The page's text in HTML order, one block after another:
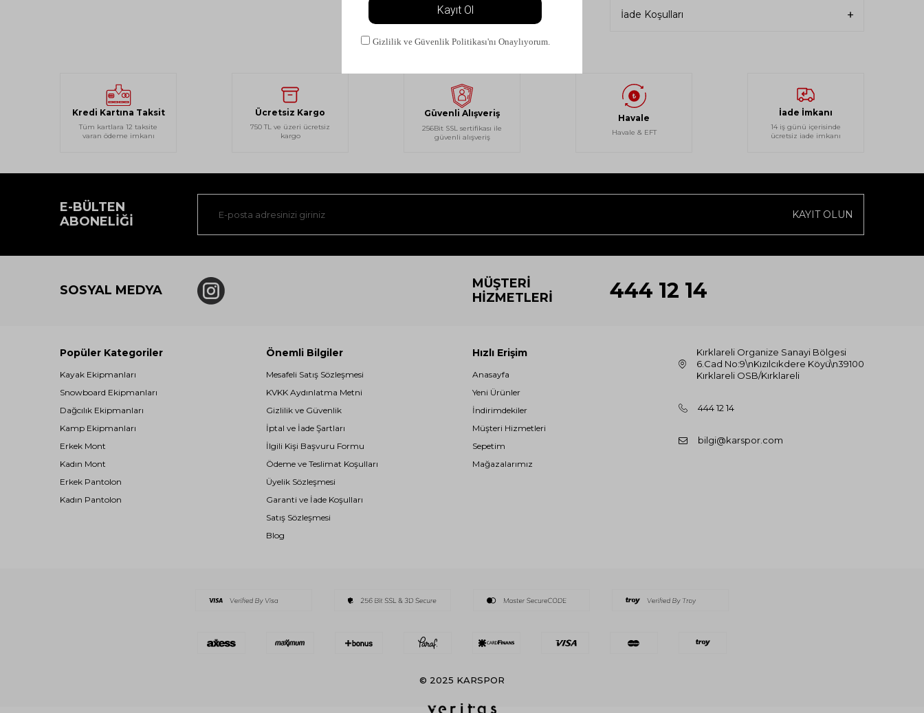
İade Koşulları
Kredi Kartına Taksit
Tüm kartlara 12 taksite
varan ödeme imkanı
Ücretsiz Kargo
750 TL ve üzeri ücretsiz
kargo
Güvenli Alışveriş
256Bit SSL sertifikası ile
güvenli alışveriş
Havale
Havale & EFT
İade İmkanı
14 iş günü içerisinde
ücretsiz iade imkanı
E-BÜLTEN
ABONELIĞI
KAYIT OLUN
SOSYAL MEDYA
MÜŞTERI
HIZMETLERI
444 12 14
Popüler Kategoriler
Kayak Ekipmanları
Snowboard Ekipmanları
Dağcılık Ekipmanları
Kamp Ekipmanları
Erkek Mont
Kadın Mont
Erkek Pantolon
Kadın Pantolon
Önemli Bilgiler
Mesafeli Satış Sözleşmesi
KVKK Aydınlatma Metni
Gizlilik ve Güvenlik
İptal ve İade Şartları
İlgili Kişi Başvuru Formu
Ödeme ve Teslimat Koşulları
Üyelik Sözleşmesi
Garanti ve İade Koşulları
Satış Sözleşmesi
Blog
Hızlı Erişim
Anasayfa
Yeni Ürünler
İndirimdekiler
Müşteri Hizmetleri
Sepetim
Mağazalarımız
Kırklareli Organize Sanayi Bölgesi
6.Cad No:9\nKızılcıkdere Köyü\n39100
Kırklareli OSB/Kırklareli
444 12 14
bilgi@karspor.com
© 2025 KARSPOR